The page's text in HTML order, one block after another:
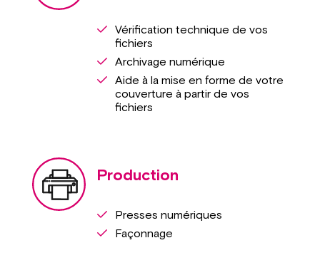
Vérification technique de vos
fichiers
Archivage numérique
Aide à la mise en forme de votre
couverture à partir de vos
fichiers
Production
Presses numériques
Façonnage